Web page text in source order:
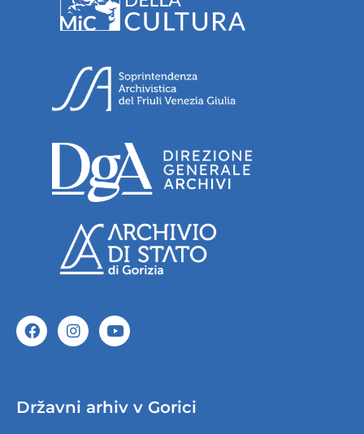
Državni arhiv v Gorici